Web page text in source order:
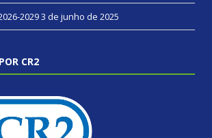
20293 de junho de 2025
CR2